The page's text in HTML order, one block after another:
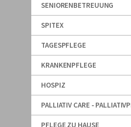
SENIORENBETREUUNG
SPITEX
TAGESPFLEGE
KRANKENPFLEGE
HOSPIZ
PALLIATIV CARE -
PFLEGE ZU HAUSE